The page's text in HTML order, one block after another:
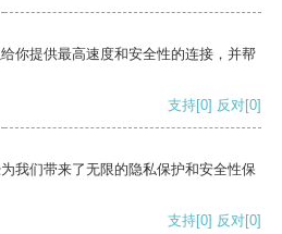
你提供最高速度和安全性的连接，并帮
支持[0] 反对[0]
我们带来了无限的隐私保护和安全性保
支持[0] 反对[0]